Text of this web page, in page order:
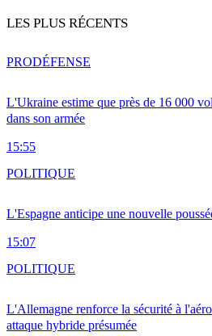
LES PLUS RÉCENTS
L'Ukraine estime que près de 16 000
dans son armée
15:55
PRODÉFENSE
L'Espagne anticipe une nouvelle
15:07
POLITIQUE
L'Allemagne renforce la sécurité à
attaque hybride présumée
POLITIQUE